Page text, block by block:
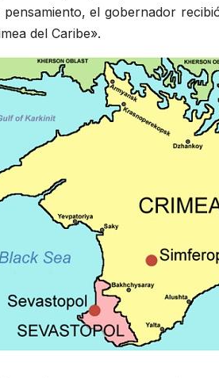
pensamiento, el gobernador
del Caribe».